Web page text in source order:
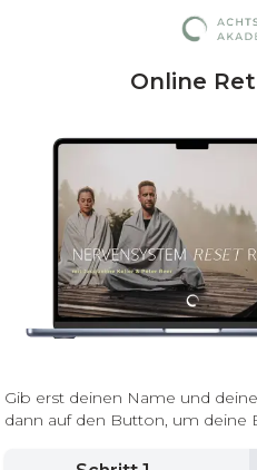
Online
Gib erst deinen Name und
dann auf den Button, um deine